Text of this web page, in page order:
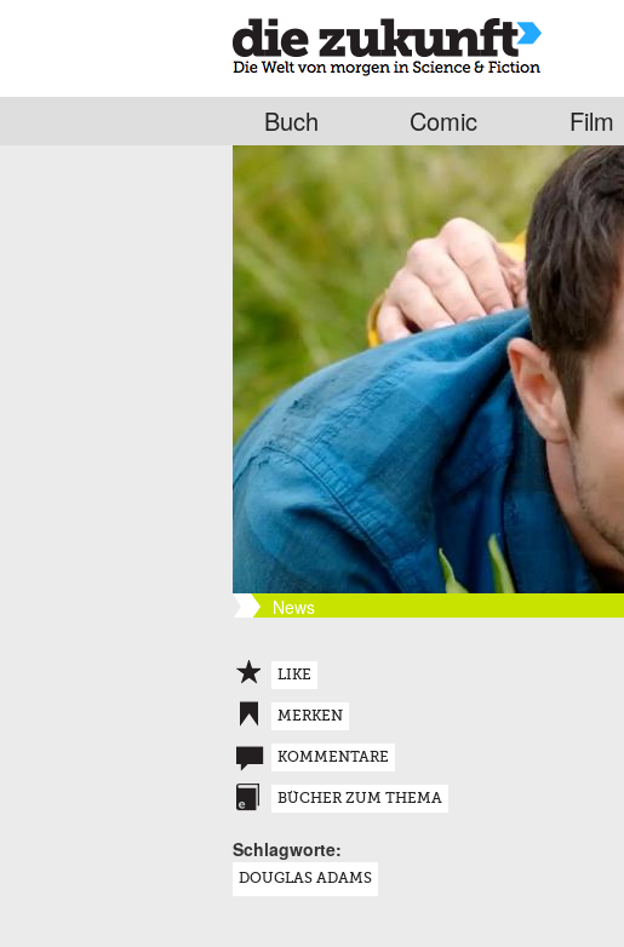
Buch Comic Film
News
LIKE
MERKEN
KOMMENTARE
BÜCHER ZUM THEMA
Schlagworte:
DOUGLAS ADAMS